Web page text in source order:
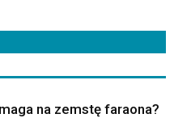
na zemstę faraona?